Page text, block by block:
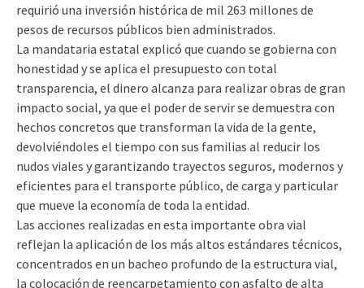
requirió una inversión histórica de mil 263 millones de
pesos de recursos públicos bien administrados.
La mandataria estatal explicó que cuando se gobierna con
honestidad y se aplica el presupuesto con total
transparencia, el dinero alcanza para realizar obras de gran
impacto social, ya que el poder de servir se demuestra con
hechos concretos que transforman la vida de la gente,
devolviéndoles el tiempo con sus familias al reducir los
nudos viales y garantizando trayectos seguros, modernos y
eficientes para el transporte público, de carga y particular
que mueve la economía de toda la entidad.
Las acciones realizadas en esta importante obra vial
reflejan la aplicación de los más altos estándares técnicos,
concentrados en un bacheo profundo de la estructura vial,
la colocación de reencarpetamiento con asfalto de alta